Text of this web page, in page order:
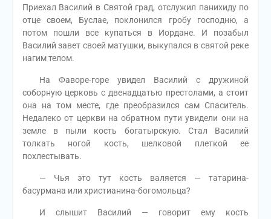
Приехал Василий в Святой град, отслужил панихиду по
отце своем, Буслае, поклонился гробу господню, а
потом пошли все купаться в Иордане. И позабыл
Василий завет своей матушки, выкупался в святой реке
нагим телом.
На Фаворе-горе увидел Василий с дружиной
соборную церковь с двенадцатью престолами, а стоит
она на том месте, где преобразился сам Спаситель.
Недалеко от церкви на обратном пути увидели они на
земле в пыли кость богатырскую. Стал Василий
толкать ногой кость, шелковой плеткой ее
похлестывать.
— Чья это тут кость валяется — татарина-
басурмана или христианина-богомольца?
И слышит Василий — говорит ему кость